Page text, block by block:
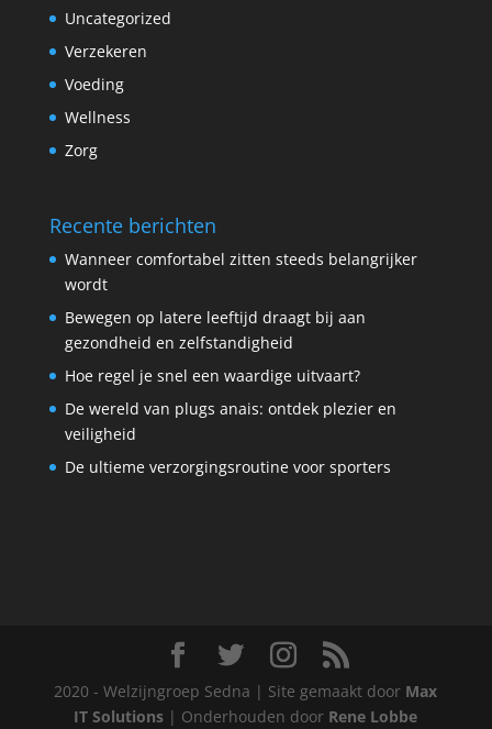
Uncategorized
Verzekeren
Voeding
Wellness
Zorg
Recente berichten
Wanneer comfortabel zitten steeds belangrijker
wordt
Bewegen op latere leeftijd draagt bij aan
gezondheid en zelfstandigheid
Hoe regel je snel een waardige uitvaart?
De wereld van plugs anais: ontdek plezier en
veiligheid
De ultieme verzorgingsroutine voor sporters
2020 - Welzijngroep Sedna | Site gemaakt door Max
IT Solutions | Onderhouden door Rene Lobbe